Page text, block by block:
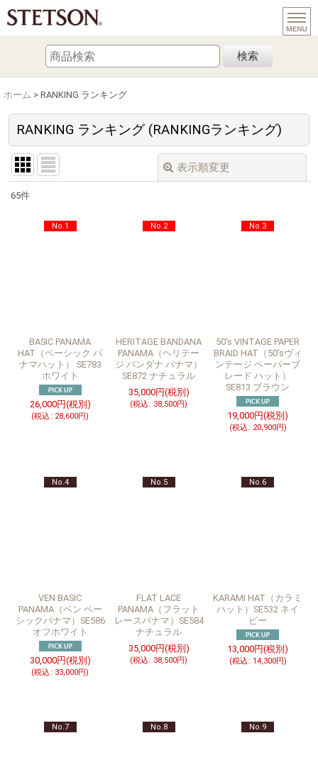
検索
ホーム > RANKING ランキング
RANKING ランキング (RANKINGランキング)
表示順変更
絞り込む
65件
No.1
BASIC PANAMA
HAT（ベーシック パ
ナマハット） SE783
ホワイト
26,000円(税別)
(税込: 28,600円)
No.2
HERITAGE BANDANA
PANAMA（ヘリテー
ジ バンダナ パナマ）
SE872 ナチュラル
35,000円(税別)
(税込: 38,500円)
No.3
50's VINTAGE PAPER
BRAID HAT（50'sヴィ
ンテージ ペーパーブ
レード ハット）
SE813 ブラウン
19,000円(税別)
(税込: 20,900円)
No.4
VEN BASIC
PANAMA（ベン ベー
シックパナマ）SE586
オフホワイト
30,000円(税別)
(税込: 33,000円)
No.5
FLAT LACE
PANAMA（フラット
レースパナマ）SE584
ナチュラル
35,000円(税別)
(税込: 38,500円)
No.6
KARAMI HAT（カラミ
ハット）SE532 ネイ
ビー
13,000円(税別)
(税込: 14,300円)
No.7 No.8 No.9